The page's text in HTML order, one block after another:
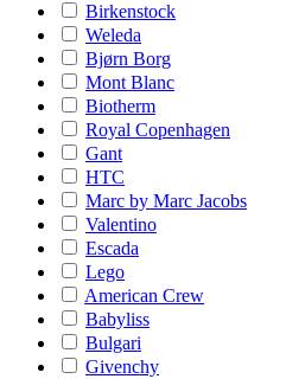
Birkenstock
Weleda
Bjørn Borg
Mont Blanc
Biotherm
Royal Copenhagen
Gant
HTC
Marc by Marc Jacobs
Valentino
Escada
Lego
American Crew
Babyliss
Bulgari
Givenchy